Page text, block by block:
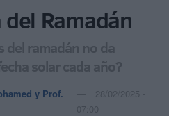
Ramadán
del ramadán no da
solar cada año?
y Prof.
28/02/2025 -
07:00